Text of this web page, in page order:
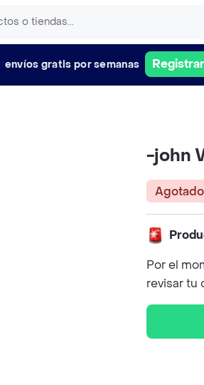
envíos gratis por semanas
-john
Agotado
Por el
revisar tu